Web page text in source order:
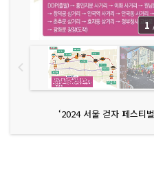
‘2024 서울 걷자 페스티
1